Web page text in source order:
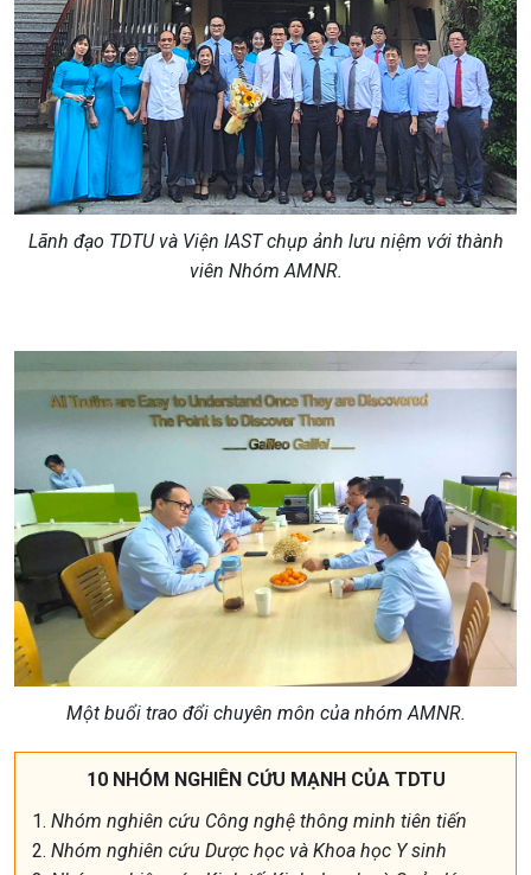
Lãnh đạo TDTUvà Viện IASTchụp ảnh lưu niệm vớithành
viên NhómAMNR.
Một buổi trao đổi chuyên môn của nhóm AMNR.
10 NHÓM NGHIÊN CỨU MẠNH CỦA TDTU
Nhóm nghiên cứu Công nghệ thông minh tiên tiến
Nhóm nghiên cứu Dược học và Khoa học Y sinh